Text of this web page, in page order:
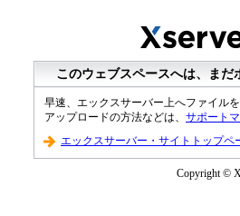
このウェブスペースへは、ま
早速、エックスサーバー上へファイル
アップロードの方法などは、 サポート
エックスサーバー・サイトトップペ
Copyright ©